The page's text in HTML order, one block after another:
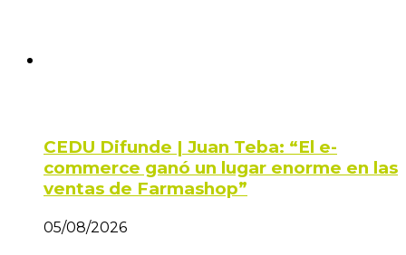
CEDU Difunde | Juan Teba: “El e-
commerce ganó un lugar enorme en las
ventas de Farmashop”
05/08/2026